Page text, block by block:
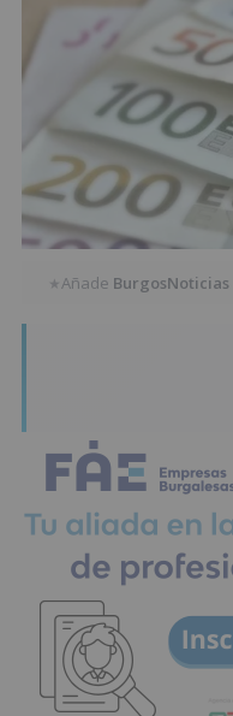
★Añade BurgosNoticias